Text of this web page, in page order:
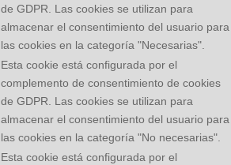
de GDPR. Las cookies se utilizan para
almacenar el consentimiento del usuario para
las cookies en la categoría "Necesarias".
Esta cookie está configurada por el
complemento de consentimiento de cookies
de GDPR. Las cookies se utilizan para
almacenar el consentimiento del usuario para
las cookies en la categoría "No necesarias".
Esta cookie está configurada por el